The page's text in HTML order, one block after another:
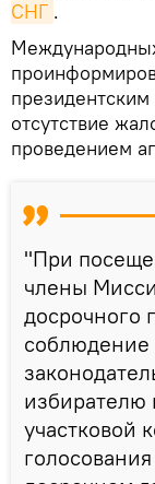
СНГ .
отсутствие
проведением
"При
члены
досрочного
соблюдение
избирателю
участковой